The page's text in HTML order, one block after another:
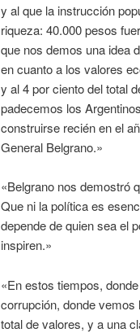
y al que la instrucción
riqueza: 40.000 pesos
que nos demos una idea
en cuanto a los valores
y al 4 por ciento del total
padecemos los
construirse recién en el
General Belgrano.»
«Belgrano nos demostró
Que ni la política es
depende de quien sea el
inspiren.»
«En estos tiempos,
corrupción, donde
total de valores, y a una